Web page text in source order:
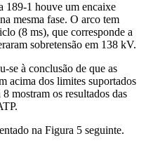
189-1 houve um encaixe
mesma fase. O arco tem
(8 ms), que corresponde a
sobretensão em 138 kV.
se à conclusão de que as
acima dos limites suportados
mostram os resultados das
na Figura 5 seguinte.